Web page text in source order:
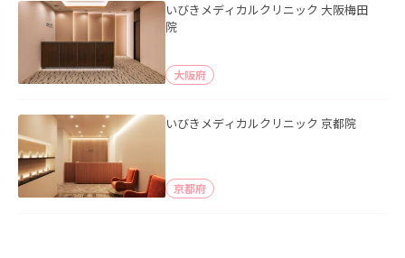
いびきメディカルクリニック 大阪梅田
院
大阪府
いびきメディカルクリニック 京都院
京都府